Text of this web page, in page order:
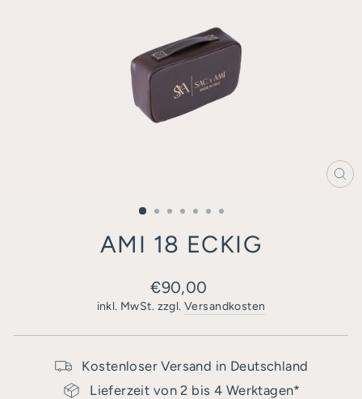
AMI 18 ECKIG
Normaler
Preis
€90,00
inkl. MwSt. zzgl.Versandkosten
Kostenloser Versand in Deutschland
Lieferzeit von 2 bis 4 Werktagen*